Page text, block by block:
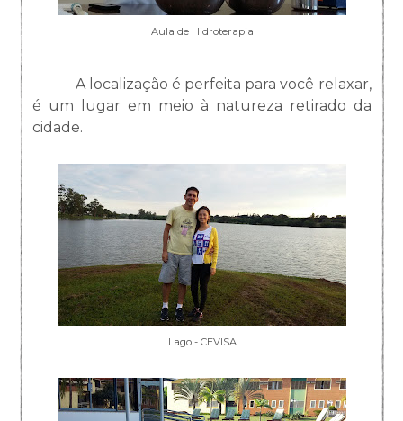
Aula de Hidroterapia
A localização é perfeita para você relaxar,
é um lugar em meio à natureza retirado da
cidade.
Lago - CEVISA